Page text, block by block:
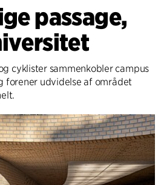
passage,
cyklister sammenkobler campus
forener udvidelse af området